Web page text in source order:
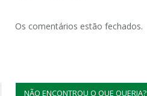
Os comentários estão fechados.
NÃO ENCONTROU O QUE QUERIA?